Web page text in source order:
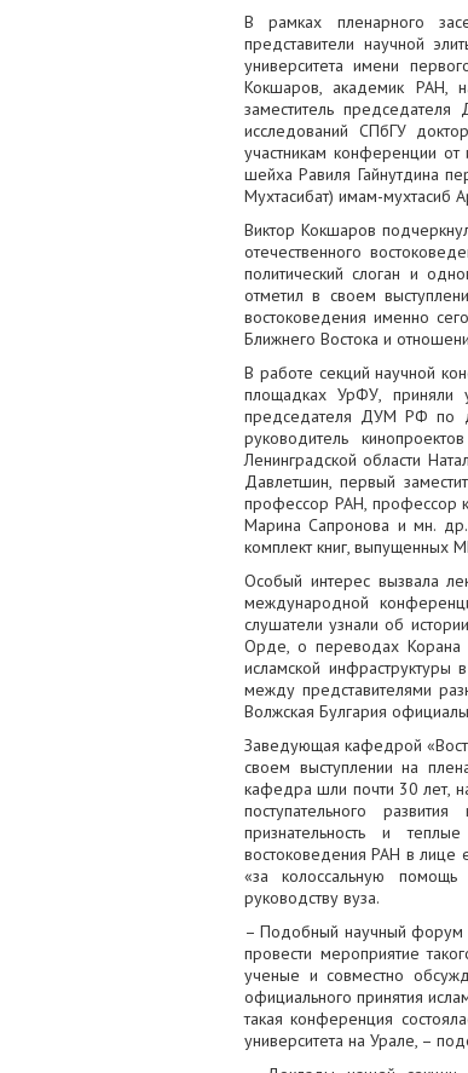
В рамках пленарного
представители научной
университета имени
Кокшаров, академик РАН,
заместитель
исследований СПбГУ
участникам конференции
шейха Равиля Гайнутдина
Мухтасибат) имам-мухтасиб
Виктор Кокшаров
отечественного
политический слоган и
отметил в своем
востоковедения именно
Ближнего Востока и
В работе секций научной
площадках УрФУ, приняли
председателя ДУМ РФ по
руководитель
Ленинградской области
Давлетшин, первый
профессор РАН, профессор
Марина Сапронова и мн. др.
комплект книг, выпущенных
Особый интерес вызвала
международной
слушатели узнали об
Орде, о переводах Корана
исламской
между представителями
Волжская Булгария
Заведующая кафедрой
своем выступлении на
кафедра шли почти 30 лет,
поступательного
признательность и
востоковедения РАН в лице
«за колоссальную
руководству вуза.
– Подобный научный форум
провести мероприятие
ученые и совместно
официального принятия
такая конференция
университета на Урале, –